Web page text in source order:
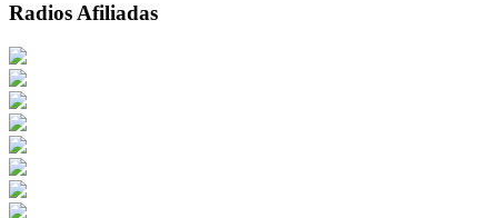
Radios Afiliadas